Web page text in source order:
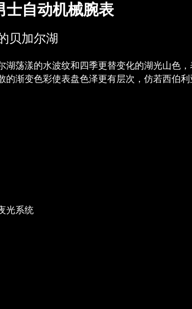
士自动机械腕表
贝加尔湖
湖荡漾的水波纹和四季更替变化的湖光山色
渐变色彩使表盘色泽更有层次，仿若西伯利
光系统